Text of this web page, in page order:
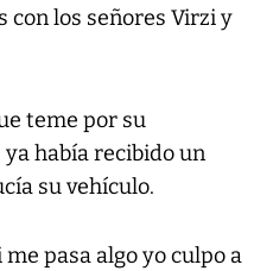
con los señores Virzi y
teme por su
había recibido un
su vehículo.
pasa algo yo culpo a